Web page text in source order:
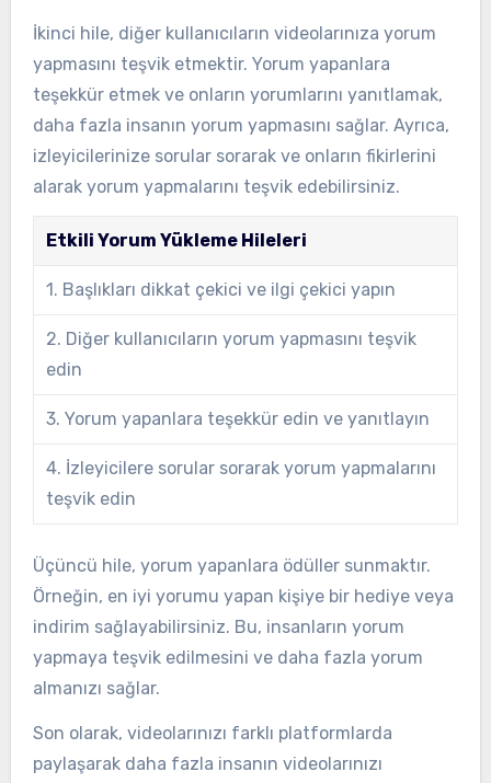
İkinci hile, diğer kullanıcıların videolarınıza yorum
yapmasını teşvik etmektir. Yorum yapanlara
teşekkür etmek ve onların yorumlarını yanıtlamak,
daha fazla insanın yorum yapmasını sağlar. Ayrıca,
izleyicilerinize sorular sorarak ve onların fikirlerini
alarak yorum yapmalarını teşvik edebilirsiniz.
Etkili Yorum Yükleme Hileleri
1. Başlıkları dikkat çekici ve ilgi çekici yapın
2. Diğer kullanıcıların yorum yapmasını teşvik
edin
3. Yorum yapanlara teşekkür edin ve yanıtlayın
4. İzleyicilere sorular sorarak yorum yapmalarını
teşvik edin
Üçüncü hile, yorum yapanlara ödüller sunmaktır.
Örneğin, en iyi yorumu yapan kişiye bir hediye veya
indirim sağlayabilirsiniz. Bu, insanların yorum
yapmaya teşvik edilmesini ve daha fazla yorum
almanızı sağlar.
Son olarak, videolarınızı farklı platformlarda
paylaşarak daha fazla insanın videolarınızı